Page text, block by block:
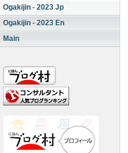
Ogakijin - 2023 Jp
Ogakijin - 2023 En
Main